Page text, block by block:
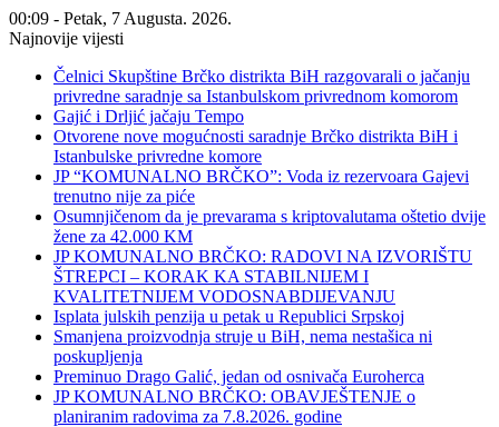
00:09 - Petak, 7 Augusta. 2026.
Najnovije vijesti
Čelnici Skupštine Brčko distrikta BiH razgovarali o jačanju
privredne saradnje sa Istanbulskom privrednom komorom
Gajić i Drljić jačaju Tempo
Otvorene nove mogućnosti saradnje Brčko distrikta BiH i
Istanbulske privredne komore
JP “KOMUNALNO BRČKO”: Voda iz rezervoara Gajevi
trenutno nije za piće
Osumnjičenom da je prevarama s kriptovalutama oštetio dvije
žene za 42.000 KM
JP KOMUNALNO BRČKO: RADOVI NA IZVORIŠTU
ŠTREPCI – KORAK KA STABILNIJEM I
KVALITETNIJEM VODOSNABDIJEVANJU
Isplata julskih penzija u petak u Republici Srpskoj
Smanjena proizvodnja struje u BiH, nema nestašica ni
poskupljenja
Preminuo Drago Galić, jedan od osnivača Euroherca
JP KOMUNALNO BRČKO: OBAVJEŠTENJE o
planiranim radovima za 7.8.2026. godine